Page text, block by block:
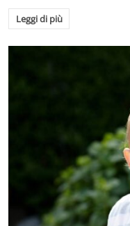
Leggi di più